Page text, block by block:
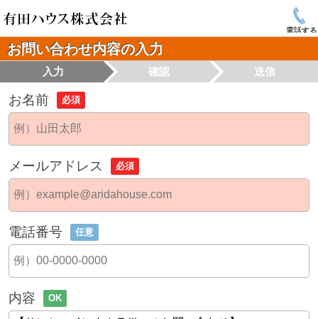
電話する
お問い合わせ内容の入力
入力 確認 送信
お名前 必須
メールアドレス 必須
電話番号 任意
内容 OK